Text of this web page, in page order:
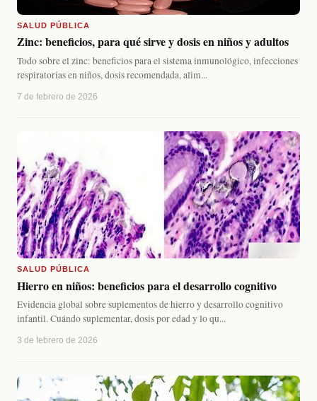
SALUD PÚBLICA
Zinc: beneficios, para qué sirve y dosis en niños y adultos
Todo sobre el zinc: beneficios para el sistema inmunológico, infecciones
respiratorias en niños, dosis recomendada, alim...
7 de febrero de 2026
SALUD PÚBLICA
Hierro en niños: beneficios para el desarrollo cognitivo
Evidencia global sobre suplementos de hierro y desarrollo cognitivo
infantil. Cuándo suplementar, dosis por edad y lo qu...
3 de febrero de 2026